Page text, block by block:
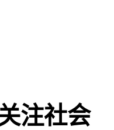
注社会